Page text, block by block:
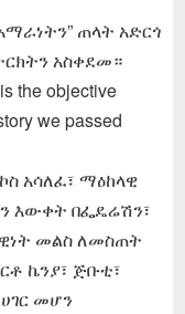
ጠላት አድርጎ
አስቀደመ።
the objective
we passed
አሳለፈ፣ ማዕከላዊ
እውቀት በፌዴሬሽን፣
መልስ ለመስጠት
ኬንያ፣ ጅቡቲ፣
መሆን